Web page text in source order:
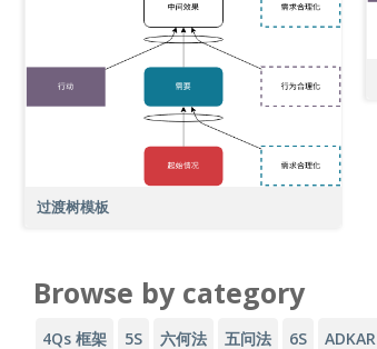
过渡树模板
Browse by category
4Qs 框架 5S 六何法 五问法 6S ADKAR